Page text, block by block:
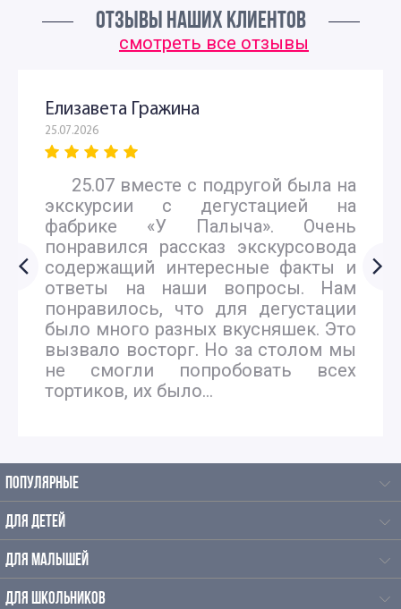
ОТЗЫВЫ НАШИХ КЛИЕНТОВ
смотреть все отзывы
Елизавета Гражина
25.07.2026
25.07 вместе с подругой была на
экскурсии с дегустацией на
фабрике «У Палыча». Очень
понравился рассказ экскурсовода
содержащий интересные факты и
ответы на наши вопросы. Нам
понравилось, что для дегустации
было много разных вкусняшек. Это
вызвало восторг. Но за столом мы
не смогли попробовать всех
тортиков, их было...
ПОПУЛЯРНЫЕ
ДЛЯ ДЕТЕЙ
ДЛЯ МАЛЫШЕЙ
ДЛЯ ШКОЛЬНИКОВ